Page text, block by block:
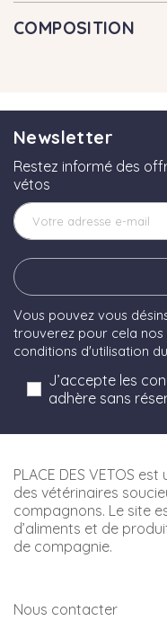
COMPOSITION
Newsletter
Restez informé des
vétos
Vous pouvez vous
trouverez pour cela
conditions d'utilisation
J’accepte les
adhère sans
PLACE DES VETOS
des vétérinaires
compagnons. Le site
d’aliments et de
de compagnie.
Nous contacter